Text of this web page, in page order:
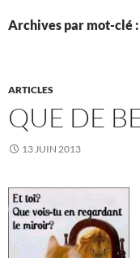
Archives par mot-clé
ARTICLES
QUE DE
13 JUIN 2013